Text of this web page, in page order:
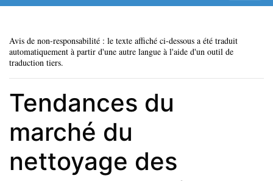
Avis de non-responsabilité : le texte affiché ci-dessous a été traduit
automatiquement à partir d'une autre langue à l'aide d'un outil de
traduction tiers.
Tendances du
marché du
nettoyage des